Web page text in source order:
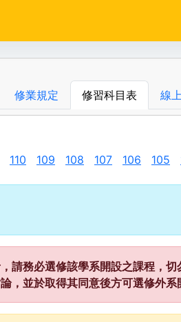
修業規定 修習科目表 線
110 109 108 107 106 105
請務必選修該學系開設之課程，
，並於取得其同意後方可選修外系